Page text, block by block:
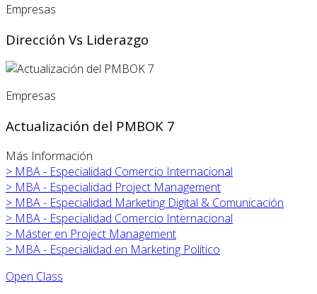
Empresas
Dirección Vs Liderazgo
Empresas
Actualización del PMBOK 7
Más Información
> MBA - Especialidad Comercio Internacional
> MBA - Especialidad Project Management
> MBA - Especialidad Marketing Digital & Comunicación
> MBA - Especialidad Comercio Internacional
> Máster en Project Management
> MBA - Especialidad en Marketing Político
Open Class